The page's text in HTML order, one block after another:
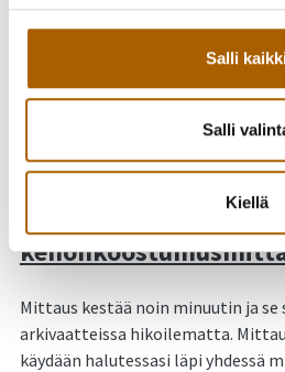
Salli
Salli
Kiellä
ajanvaraus
Jos ajanvaraus ei onnistu tai et
liikuntakoordinaattorille: p. 040
Ohjeistus InBody-
Mittaus kestää noin minuutin ja
arkivaatteissa hikoilematta.
käydään halutessasi läpi yhdessä